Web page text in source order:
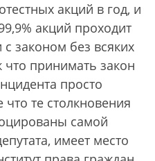
акций в год, и
акций проходит
с законом без всяких
принимать закон
просто
те столкновения
самой
имеет место